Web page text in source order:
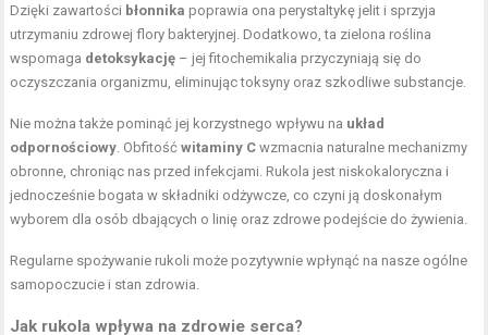
Dzięki zawartości błonnika poprawia ona perystaltykę jelit i sprzyja
utrzymaniu zdrowej flory bakteryjnej. Dodatkowo, ta zielona roślina
wspomaga detoksykację – jej fitochemikalia przyczyniają się do
oczyszczania organizmu, eliminując toksyny oraz szkodliwe substancje.
Nie można także pominąć jej korzystnego wpływu na układ
odpornościowy . Obfitośćwitaminy C wzmacnia naturalne mechanizmy
obronne, chroniąc nas przed infekcjami. Rukola jest niskokaloryczna i
jednocześnie bogata w składniki odżywcze, co czyni ją doskonałym
wyborem dla osób dbających o linię oraz zdrowe podejście do żywienia.
Regularne spożywanie rukoli może pozytywnie wpłynąć na nasze ogólne
samopoczucie i stan zdrowia.
Jak rukola wpływa na zdrowie serca?